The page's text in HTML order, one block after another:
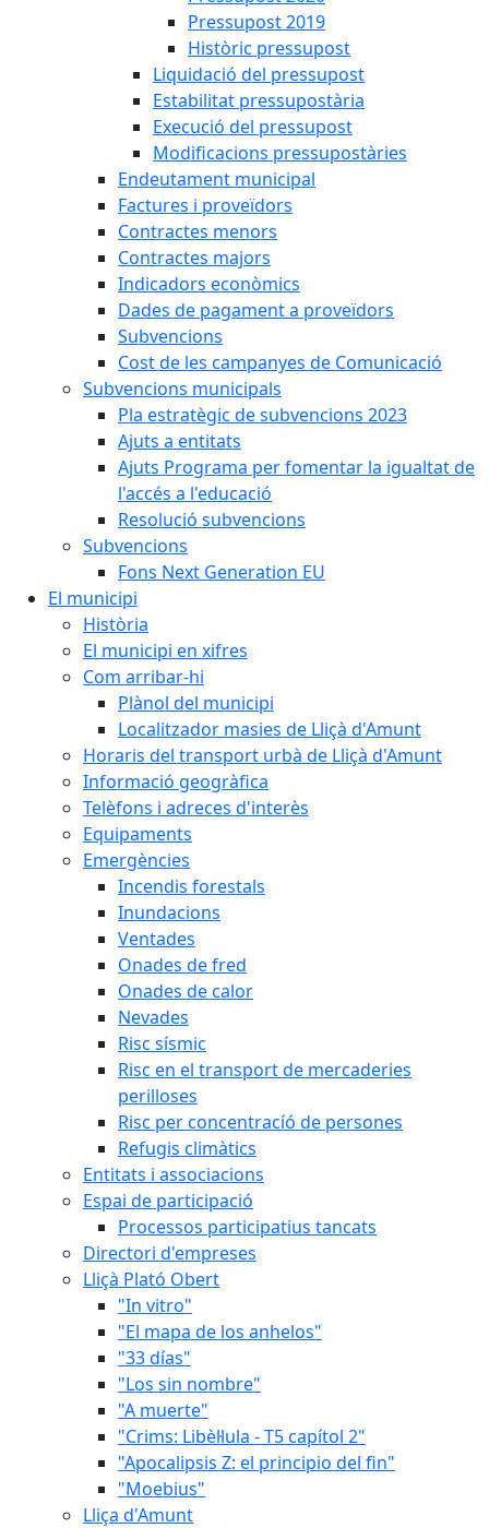
Pressupost 2019
Històric pressupost
Liquidació del pressupost
Estabilitat pressupostària
Execució del pressupost
Modificacions pressupostàries
Endeutament municipal
Factures i proveïdors
Contractes menors
Contractes majors
Indicadors econòmics
Dades de pagament a proveïdors
Subvencions
Cost de les campanyes de Comunicació
Subvencions municipals
Pla estratègic de subvencions 2023
Ajuts a entitats
Ajuts Programa per fomentar la igualtat de
l'accés a l'educació
Resolució subvencions
Subvencions
Fons Next Generation EU
El municipi
Història
El municipi en xifres
Com arribar-hi
Plànol del municipi
Localitzador masies de Lliçà d'Amunt
Horaris del transport urbà de Lliçà d'Amunt
Informació geogràfica
Telèfons i adreces d'interès
Equipaments
Emergències
Incendis forestals
Inundacions
Ventades
Onades de fred
Onades de calor
Nevades
Risc sísmic
Risc en el transport de mercaderies
perilloses
Risc per concentracíó de persones
Refugis climàtics
Entitats i associacions
Espai de participació
Processos participatius tancats
Directori d'empreses
Lliçà Plató Obert
"In vitro"
"El mapa de los anhelos"
"33 días"
"Los sin nombre"
"A muerte"
"Crims: Libèl·lula - T5 capítol 2"
"Apocalipsis Z: el principio del fin"
"Moebius"
Lliça d'Amunt